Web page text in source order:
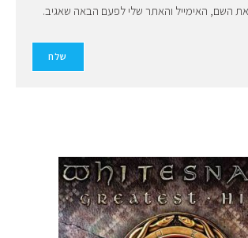
השם, האימייל והאתר שלי לפעם הבאה שאגיב.